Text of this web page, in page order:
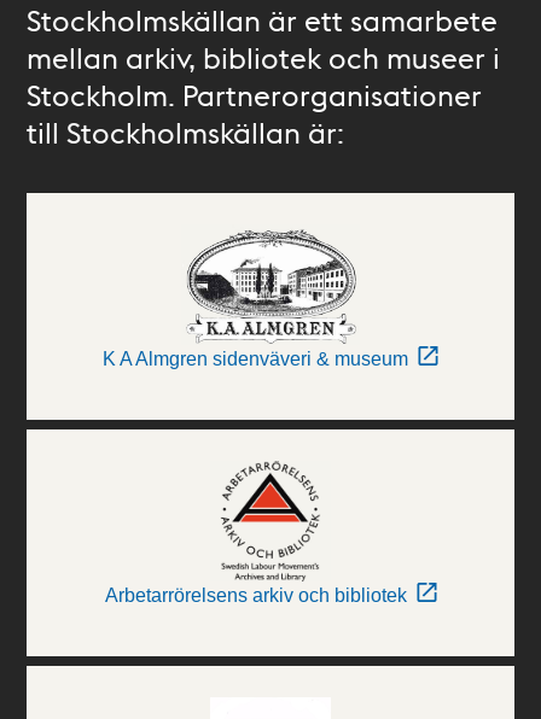
Stockholmskällan är ett samarbete
mellan arkiv, bibliotek och museer i
Stockholm. Partnerorganisationer
till Stockholmskällan är:
K A Almgren sidenväveri & museum
Arbetarrörelsens arkiv och bibliotek